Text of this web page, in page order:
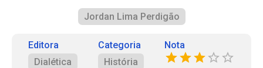
Jordan Lima Perdigão
Editora
Dialética
Categoria
História
Nota